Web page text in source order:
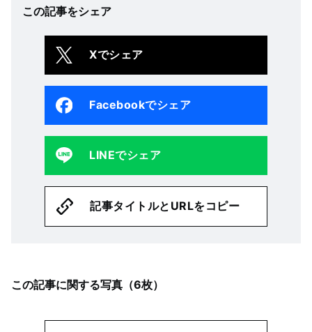
この記事をシェア
Xでシェア
Facebookでシェア
LINEでシェア
記事タイトルとURLをコピー
この記事に関する写真（6枚）